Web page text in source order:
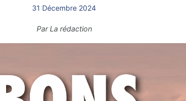
31 Décembre 2024
ParLa rédaction